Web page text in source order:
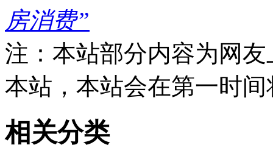
房消费”
注：本站部分内容为网
本站，本站会在第一时
相关分类